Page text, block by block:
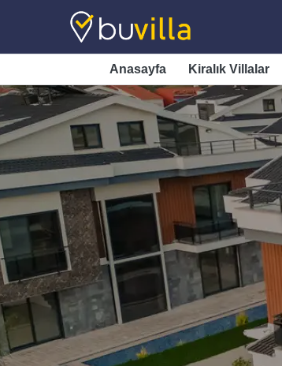
Anasayfa Kiralık Villalar